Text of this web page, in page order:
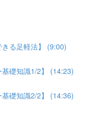
る足軽法】 (9:00)
基礎知識1/2】 (14:23)
基礎知識2/2】 (14:36)